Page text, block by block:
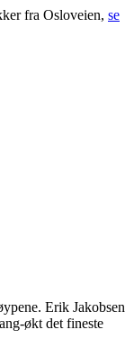
fra Osloveien, se
Erik Jakobsen
økt det fineste